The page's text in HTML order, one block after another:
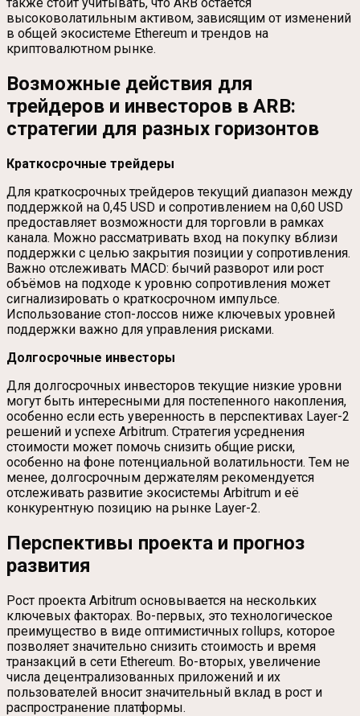
также стоит учитывать, что ARB остаётся
высоковолатильным активом, зависящим от изменений
в общей экосистеме Ethereum и трендов на
криптовалютном рынке.
Возможные действия для
трейдеров и инвесторов в ARB:
стратегии для разных горизонтов
Краткосрочные трейдеры
Для краткосрочных трейдеров текущий диапазон между
поддержкой на 0,45 USD и сопротивлением на 0,60 USD
предоставляет возможности для торговли в рамках
канала. Можно рассматривать вход на покупку вблизи
поддержки с целью закрытия позиции у сопротивления.
Важно отслеживать MACD: бычий разворот или рост
объёмов на подходе к уровню сопротивления может
сигнализировать о краткосрочном импульсе.
Использование стоп-лоссов ниже ключевых уровней
поддержки важно для управления рисками.
Долгосрочные инвесторы
Для долгосрочных инвесторов текущие низкие уровни
могут быть интересными для постепенного накопления,
особенно если есть уверенность в перспективах Layer-2
решений и успехе Arbitrum. Стратегия усреднения
стоимости может помочь снизить общие риски,
особенно на фоне потенциальной волатильности. Тем не
менее, долгосрочным держателям рекомендуется
отслеживать развитие экосистемы Arbitrum и её
конкурентную позицию на рынке Layer-2.
Перспективы проекта и прогноз
развития
Рост проекта Arbitrum основывается на нескольких
ключевых факторах. Во-первых, это технологическое
преимущество в виде оптимистичных rollups, которое
позволяет значительно снизить стоимость и время
транзакций в сети Ethereum. Во-вторых, увеличение
числа децентрализованных приложений и их
пользователей вносит значительный вклад в рост и
распространение платформы.